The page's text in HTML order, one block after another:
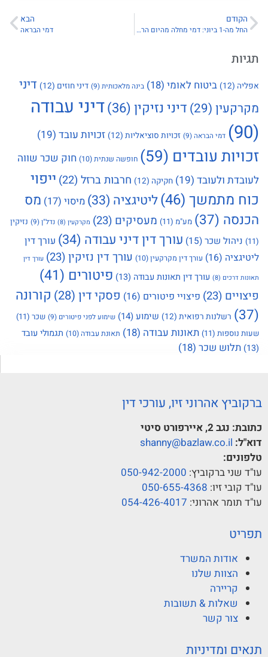
הקודם
החל מה-1 ביוני: דמי מחלה מהיום הראשון למחלימים ממחלה קשה
הבא
דמי הבראה
תגיות
אפליה (12) ביטוח לאומי (18) בינה מלאכותית(9) דיני חוזים (12)
דיני
מקרקעין (29) דיני נזיקין (36)
דיני עבודה
(90)
דמי הבראה(9) זכויות סוציאליות (12) זכויות עובד (19)
זכויות עובדים (59) חופשה שנתית(10)
חוק שכר שווה
לעובדת ולעובד (19) חקיקה (12) חרבות ברזל (22)
ייפוי
כוח מתמשך (46) ליטיגציה (33) מיסוי (17)
מס
הכנסה (37) מע"מ (11) מעסיקים (23) מקרקעין (8) נדל"ן(9)
נזיקין
(11)
ניהול שכר(15) עורך דין דיני עבודה (34)
עורך דין
ליטיגציה (16) עורך דין מקרקעין(10) עורך דין נזיקין(23) עורך דין
תאונות דרכים (8) עורך דין תאונות עבודה (13) פיטורים (41)
פיצויים (23) פיצויי פיטורים (16) פסקי דין (28)
קורונה
(37)
רשלנות רפואית (12) שימוע(14) שימוע לפני פיטורים (9) שכר (11)
שעות נוספות (11) תאונות עבודה (18) תאונת עבודה (10)
תגמולי עובד
(13)
תלוש שכר (18)
ברקוביץ אהרוני זיו, עורכי דין
כתובת: נגב 2, איירפורט סיטי
דוא"ל: shanny@bazlaw.co.il
טלפונים:
עו"ד שני ברקוביץ: 050-942-2000
עו"ד קובי זיו: 050-655-4368
עו"ד תומר אהרוני: 054-426-4017
תפריט
אודות המשרד
הצוות שלנו
קריירה
שאלות & תשובות
צור קשר
תנאים ומדיניות